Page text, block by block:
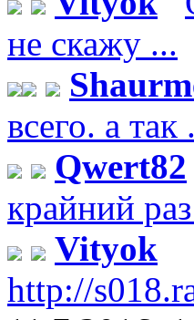
не скажу ...
всего. а так
Qwert82
крайний
Vityok
http://